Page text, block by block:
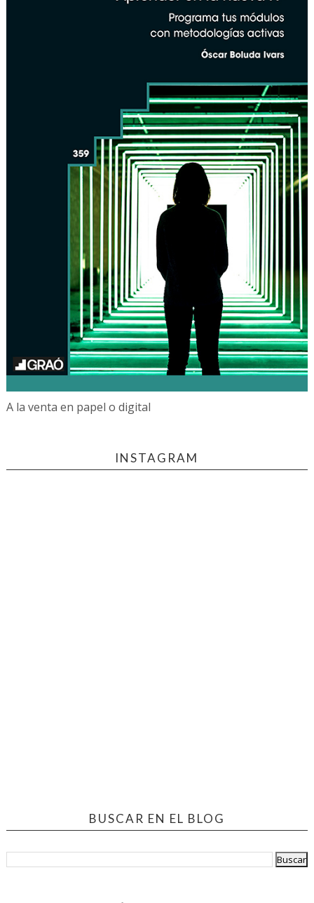
A la venta en papel o digital
INSTAGRAM
BUSCAR EN EL BLOG